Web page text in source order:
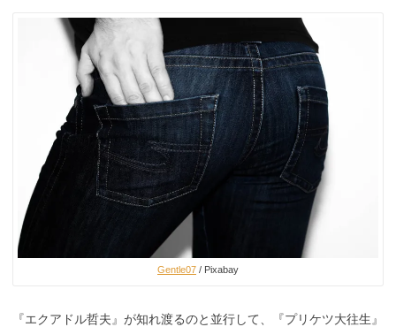
Gentle07 / Pixabay
『エクアドル哲夫』が知れ渡るのと並行して、『プリケツ大往生』